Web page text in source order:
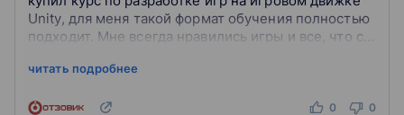
Unity, для меня такой формат обучения полностью
подходит. Мне всегда нравились игры и все, что с
читать подробнее
0 0